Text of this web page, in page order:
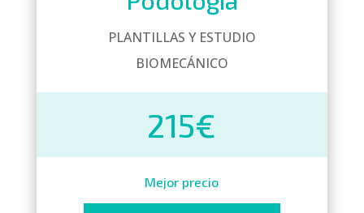
PLANTILLAS Y ESTUDIO
BIOMECÁNICO
215€
Mejor precio